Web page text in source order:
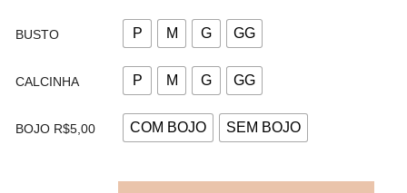
BUSTO P M G GG
CALCINHA P M G GG
BOJO R$5,00 COM BOJO SEM BOJO